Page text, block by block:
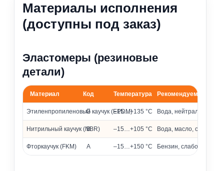
Материалы исполнения
(доступны под заказ)
Эластомеры (резиновые
детали)
Материалы эластомеров и их применение
Материал Код Температура Рекомендуемые
Этиленпропиленовый каучук (EPDM)
G –15…+135 °C Вода, нейтральные и
Нитрильный каучук (NBR)
B –15…+105 °C Вода, масло,
Фторкаучук (FKM) A –15…+150 °C Бензин,